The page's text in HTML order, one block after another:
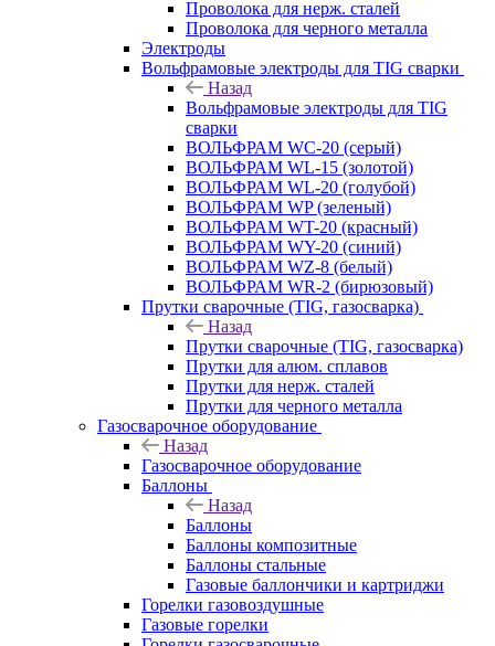
Проволока для нерж. сталей
Проволока для черного металла
Электроды
Вольфрамовые электроды для TIG сварки
Назад
Вольфрамовые электроды для TIG
сварки
ВОЛЬФРАМ WC-20 (серый)
ВОЛЬФРАМ WL-15 (золотой)
ВОЛЬФРАМ WL-20 (голубой)
ВОЛЬФРАМ WP (зеленый)
ВОЛЬФРАМ WT-20 (красный)
ВОЛЬФРАМ WY-20 (синий)
ВОЛЬФРАМ WZ-8 (белый)
ВОЛЬФРАМ WR-2 (бирюзовый)
Прутки сварочные (TIG, газосварка)
Назад
Прутки сварочные (TIG, газосварка)
Прутки для алюм. сплавов
Прутки для нерж. сталей
Прутки для черного металла
Газосварочное оборудование
Назад
Газосварочное оборудование
Баллоны
Назад
Баллоны
Баллоны композитные
Баллоны стальные
Газовые баллончики и картриджи
Горелки газовоздушные
Газовые горелки